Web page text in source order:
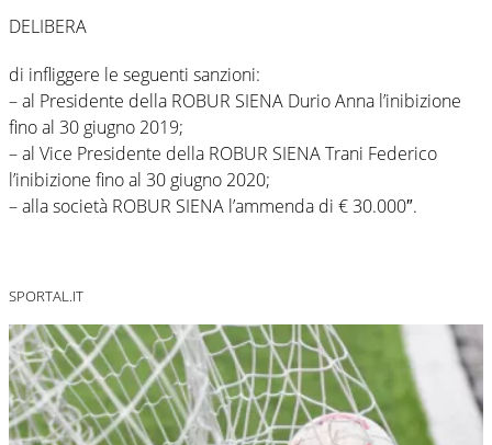
DELIBERA
di infliggere le seguenti sanzioni:
– al Presidente della ROBUR SIENA Durio Anna l’inibizione
fino al 30 giugno 2019;
– al Vice Presidente della ROBUR SIENA Trani Federico
l’inibizione fino al 30 giugno 2020;
– alla società ROBUR SIENA l’ammenda di € 30.000″.
SPORTAL.IT